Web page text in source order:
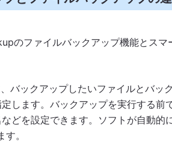
のファイルバックアップ機能とスマ
バックアップしたいファイルとバッ
します。バックアップを実行する前
どを設定できます。ソフトが自動的
。